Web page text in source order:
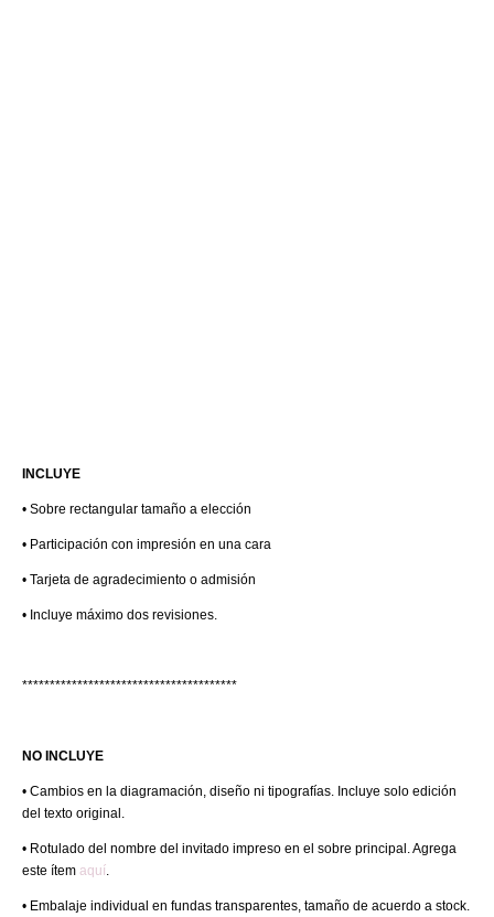
INCLUYE
• Sobre rectangular tamaño a elección
• Participación con impresión en una cara
• Tarjeta de agradecimiento o admisión
• Incluye máximo dos revisiones.
***************************************
NO INCLUYE
• Cambios en la diagramación, diseño ni tipografías. Incluye solo edición
del texto original.
• Rotulado del nombre del invitado impreso en el sobre principal. Agrega
este ítem aquí.
• Embalaje individual en fundas transparentes, tamaño de acuerdo a stock.